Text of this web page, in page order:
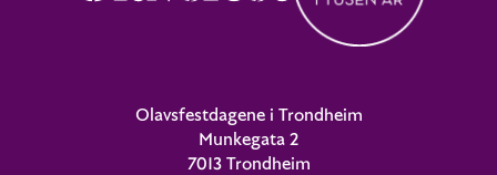
Olavsfestdagene i Trondheim
Munkegata 2
7013 Trondheim